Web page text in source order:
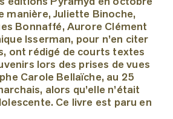
éditions Pyramyd en octobre
manière, Juliette Binoche,
Bonnaffé, Aurore Clément
Isserman, pour n’en citer
ont rédigé de courts textes
lors des prises de vues
Carole Bellaïche, au 25
alors qu’elle n’était
Ce livre est paru en